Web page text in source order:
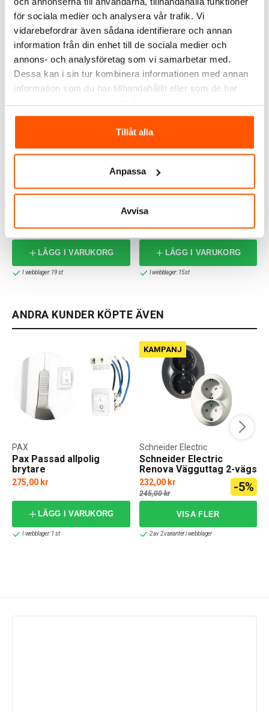
för sociala medier och analysera vår trafik. Vi
vidarebefordrar även sådana identifierare och annan
information från din enhet till de sociala medier och
annons- och analysföretag som vi samarbetar med.
Dessa kan i sin tur kombinera informationen med annan
information som du har tillhandahållit eller som de har
Tillåt alla
Anpassa
Avvisa
ALTERNATIVA PRODUKTER
Namron Badrumsfläkt
Namron
LÄGG I VARUKORG
I webblager: 19 st
Pax Levante 30
Badrumsfläkt
PAX
LÄGG I VARUKORG
I webblager: 15 st
ANDRA KUNDER KÖPTE ÄVEN
Pax Passad allpolig
brytare
PAX
275,00 kr
LÄGG I VARUKORG
I webblager: 1 st
KAMPANJ
Schneider Electric
Renova Vägguttag 2-vägs
Schneider Electric
232,00 kr
245,00 kr -5%
2 av 2 varianter i webblager